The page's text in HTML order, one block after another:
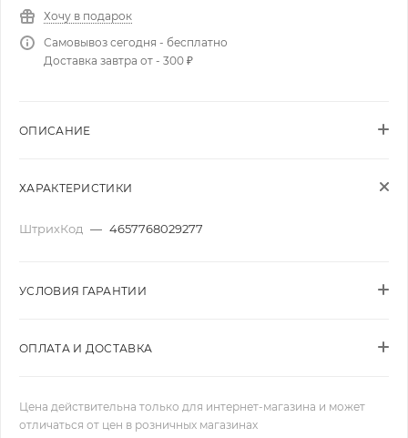
Хочу в подарок
Самовывоз сегодня - бесплатно
Доставка завтра от - 300 ₽
ОПИСАНИЕ
ХАРАКТЕРИСТИКИ
ШтрихКод — 4657768029277
УСЛОВИЯ ГАРАНТИИ
ОПЛАТА И ДОСТАВКА
Цена действительна только для интернет-магазина и может
отличаться от цен в розничных магазинах